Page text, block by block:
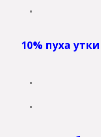
10% пуха утки